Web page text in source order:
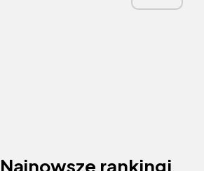
Najnowsze rankingi